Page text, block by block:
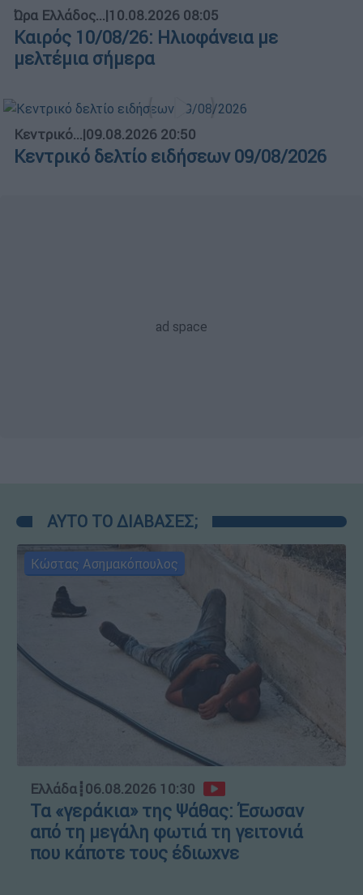
Ώρα Ελλάδος...|10.08.2026 08:05
Καιρός 10/08/26: Ηλιοφάνεια με
μελτέμια σήμερα
Κεντρικό...|09.08.2026 20:50
Κεντρικό δελτίο ειδήσεων 09/08/2026
ΑΥΤΟ ΤΟ ΔΙΑΒΑΣΕΣ;
Κώστας Ασημακόπουλος
Ελλάδα┋06.08.2026 10:30
Τα «γεράκια» της Ψάθας: Έσωσαν
από τη μεγάλη φωτιά τη γειτονιά
που κάποτε τους έδιωχνε